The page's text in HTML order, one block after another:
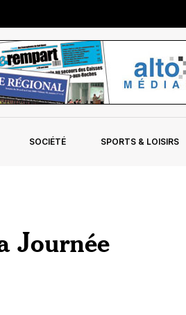
SOCIÉTÉ SPORTS & LOISIRS
Journée